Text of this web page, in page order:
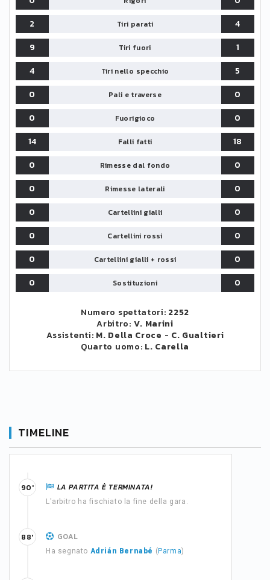
2
Tiri parati
4
9
Tiri fuori
1
4
Tiri nello specchio
5
0
Pali e traverse
0
0
Fuorigioco
0
14
Falli fatti
18
0
Rimesse dal fondo
0
0
Rimesse laterali
0
0
Cartellini gialli
0
0
Cartellini rossi
0
0
Cartellini gialli + rossi
0
0
Sostituzioni 0
Numero spettatori: 2252
Arbitro: V. Marini
Assistenti: M. Della Croce - C. Gualtieri
Quarto uomo: L. Carella
TIMELINE
LA PARTITA È TERMINATA!
L'arbitro ha fischiato la fine della gara.
90'
GOAL
Ha segnato Adrián Bernabé ( Parma)
88'